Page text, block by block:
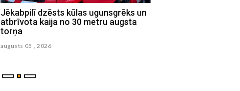
Jēkabpilī dzēsts kūlas ugunsgrēks un
atbrīvota kaija no 30 metru augsta
torņa
augusts 05 , 2026